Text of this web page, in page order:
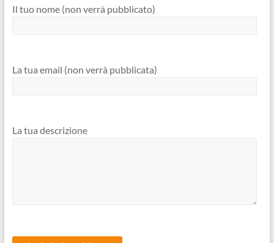
Il tuo nome (non verrà pubblicato)
La tua email (non verrà pubblicata)
La tua descrizione